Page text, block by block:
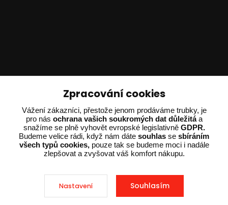
Technické poradenství
Ing. Adam Dvořák
+420 602 234 254
(Po-Pá 8:00 - 15:00)
potrebujiporadit@dvorak-karlik.cz
Zpracování cookies
Vážení zákazníci, přestože jenom prodáváme trubky, je
pro nás ochrana vašich soukromých dat důležitáa
snažíme se plně vyhovět evropské legislativně GDPR.
Budeme velice rádi, když nám dáte souhlas se sbíráním
všech typů cookies,pouze tak se budeme moci i nadále
zlepšovat a zvyšovat váš komfort nákupu.
Nastavení Souhlasím